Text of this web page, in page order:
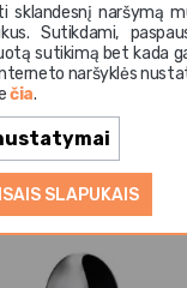
sklandesnį naršymą
Sutikdami,
sutikimą bet kada
naršyklės
čia.
SLAPUKAISprekės